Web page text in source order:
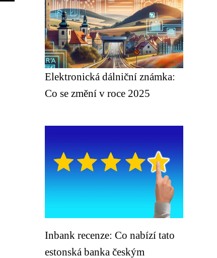
Elektronická dálniční známka:
Co se změní v roce 2025
Inbank recenze: Co nabízí tato
estonská banka českým